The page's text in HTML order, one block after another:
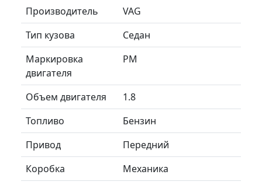
Производитель
VAG
Тип кузова
Седан
Маркировка
двигателя
PM
Объем двигателя
1.8
Топливо
Бензин
Привод
Передний
Коробка
Механика